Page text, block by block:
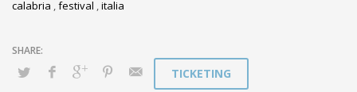
calabria ,festival ,italia
TICKETING